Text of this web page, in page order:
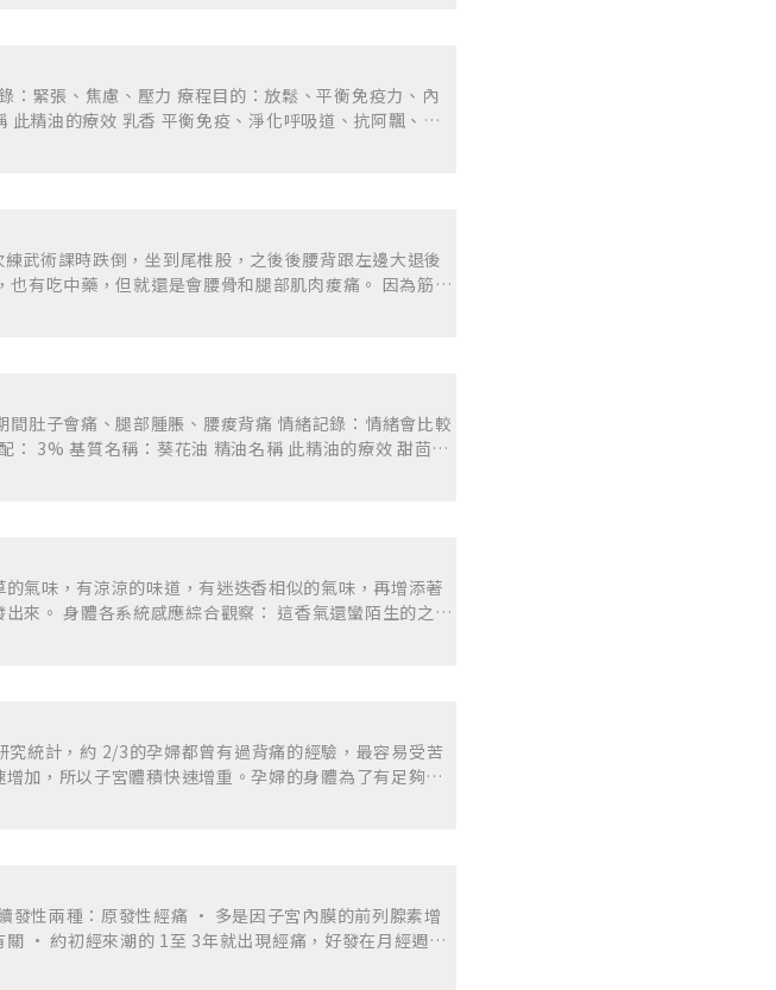
加使用精油的自信，從個案身上學到了如何觀察效果、
我、陪著我學習。 進行香氣發表，就像是做了一場小論
展現自己學習芳療的第一次成果。當然當中一定會有不
同學們彼此的案例分享，觀察他人是如何思考配方、協
。課程結束的反思與未來展望 芳療這一門學問，需要扎
，每周末特地北上，參與一整天的課程，在這過程中，
、收穫滿滿。現在這個學習階段的結束，更讓我看到自
，而我對芳療的認識及學習，才剛正要開始。
忍不住加快了，可是經過練習的過程，還是有慢慢了解
肉。 從麻瓜到進階，按摩課凝聚深厚學習情誼感恩一起
再加深了！期待我們以後繼續互相練習的時光，不要浪
，不過不知道是不是有按摩的關係，我讓她那幾天都
，晚上睡覺時也不會一直翻來覆去，怎麼躺都不對，起
跟喜悅，也很喜歡他很有層次柑橘的味道。 使用後
平常一樣那麼容易腰痠背痛。
有吃中藥，但就還是會腰骨和腿部肌肉痠痛。 因為筋骨
就沒有太寄望同學的調油會發揮多少作 用，因此也想這
及壯陽。精神方面能安撫神經緊張和抗焦慮。收斂抗菌
膿及慢性濕疹、乾癬。是絕 佳護髮劑，可抗頭皮脂漏、
、調節因受寒而不規 律的月經；止痛-關節炎、風濕痛、
，治創傷、改善凍瘡、防靜曲；催情；滋潤頭皮強健髮
味道都滿不錯的，但是薑味較濃蓋過其他味道。 使用
上才會見效，真的嚴重的急性期可以使用 10~20%，並
學的調油有效多了，因為我實在有點嚴重，所以我自
綠白，痘痘也有稍微的消炎了。
氣味，有涼涼的味道，有迷迭香相似的氣味，再增添著
陌生的之前
似的氣味，再增添著苦味，聞久好像有微微的木質香，
像藥味，所以我不太喜歡這隻精油的氣味，但良藥苦
很長若是驚期要來會有這種預告的感覺，不知是否跟精
，但在抓周時時不時會抓到這隻精油，或許跟人格特質
種孤獨感，這或許是精油給予能量及撫慰心靈，表示我
，我永遠記得它對骨骼肌肉系統強大的功效，在腰痠背
統計，約 2/3的孕婦都曾有過背痛的經驗，最容易受苦
加，所以子宮體積快速增重。孕婦的身體為了有足夠的
肌肉和韌帶會產生變化，例如薦髂韌帶、髂腰韌帶、恥
體才有更大的空間去容納小寶寶，而且恥骨上韌帶鬆弛
繼續維持穩定會使得負責動態穩定的肌肉肌腱壓力增加
引發程度不一的跨下痛，嚴重時可能影響走路。 2. 臨床
刺痛、彎腰後直背起身困難、下背部有漲痛感及壓痛
性兩種：原發性經痛 · 多是因子宮內膜的前列腺素增
· 約初經來潮的 1至 3年就出現經痛，好發在月經週期
至 2天，月經來後的 12小時最痛繼發性經痛 器官病變所